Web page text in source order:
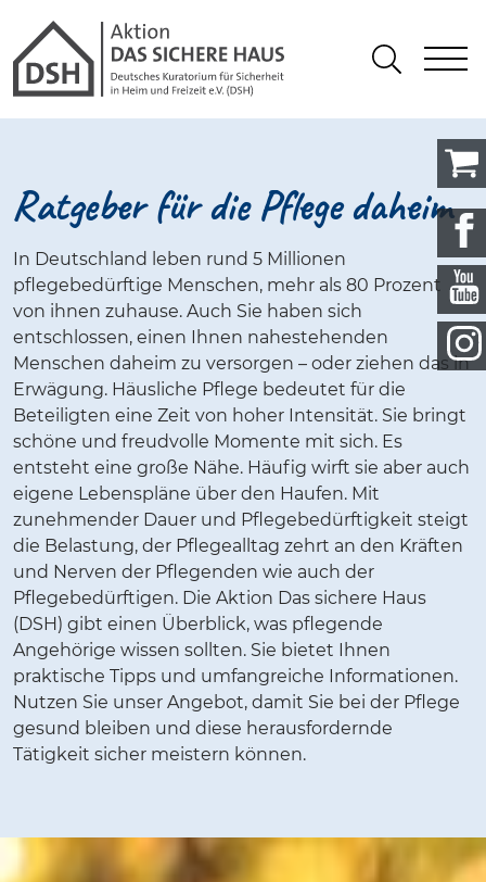
Gathmann Michaelis und
Suchen
Ratgeber für die Pflege daheim
In Deutschland leben rund 5 Millionen
pflegebedürftige Menschen, mehr als 80 Prozent
von ihnen zuhause. Auch Sie haben sich
entschlossen, einen Ihnen nahestehenden
Menschen daheim zu versorgen – oder ziehen das in
Erwägung. Häusliche Pflege bedeutet für die
Beteiligten eine Zeit von hoher Intensität. Sie bringt
schöne und freudvolle Momente mit sich. Es
entsteht eine große Nähe. Häufig wirft sie aber auch
eigene Lebenspläne über den Haufen. Mit
zunehmender Dauer und Pflegebedürftigkeit steigt
die Belastung, der Pflegealltag zehrt an den Kräften
und Nerven der Pflegenden wie auch der
Pflegebedürftigen. Die Aktion Das sichere Haus
(DSH) gibt einen Überblick, was pflegende
Angehörige wissen sollten. Sie bietet Ihnen
praktische Tipps und umfangreiche Informationen.
Nutzen Sie unser Angebot, damit Sie bei der Pflege
gesund bleiben und diese herausfordernde
Tätigkeit sicher meistern können.